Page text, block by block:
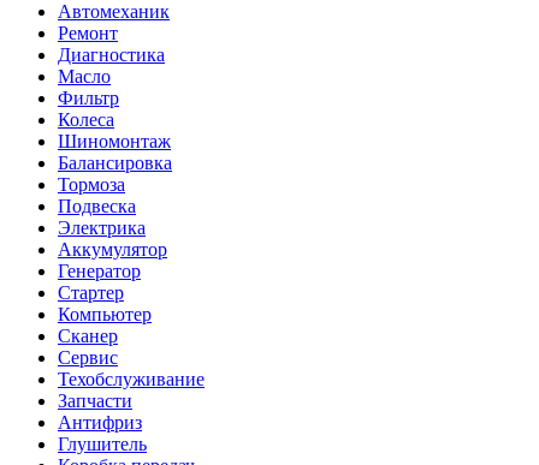
Автомеханик
Ремонт
Диагностика
Масло
Фильтр
Колеса
Шиномонтаж
Балансировка
Тормоза
Подвеска
Электрика
Аккумулятор
Генератор
Стартер
Компьютер
Сканер
Сервис
Техобслуживание
Запчасти
Антифриз
Глушитель